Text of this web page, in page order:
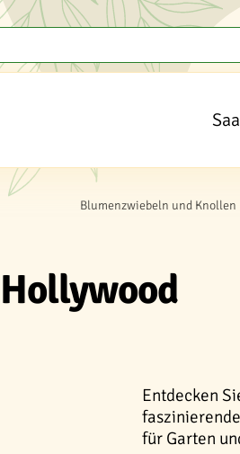
Blumenzwiebeln und Knollen
Entdecken
für Garten